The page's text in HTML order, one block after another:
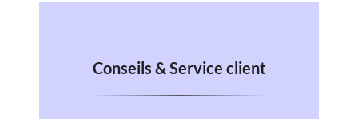
Conseils & Service client